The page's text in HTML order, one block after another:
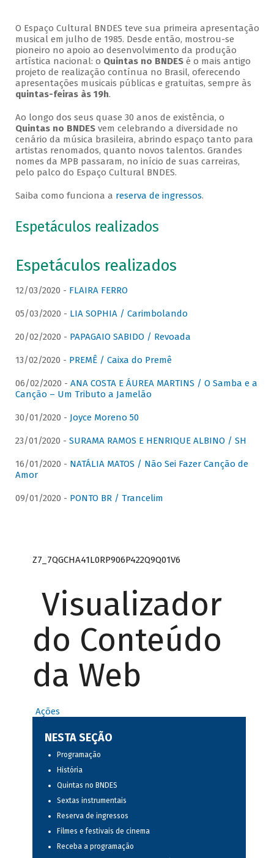
O Espaço Cultural BNDES teve sua primeira apresentação
musical em julho de 1985. Desde então, mostrou-se
pioneiro no apoio ao desenvolvimento da produção
artística nacional: o Quintas no BNDESé o mais antigo
projeto de realização contínua no Brasil, oferecendo
apresentações musicais públicas e gratuitas, sempre às
quintas-feiras às 19h.
Ao longo dos seus quase 30 anos de existência, o
Quintas no BNDESvem celebrando a diversidade no
cenário da música brasileira, abrindo espaço tanto para
artistas renomados, quanto novos talentos. Grandes
nomes da MPB passaram, no início de suas carreiras,
pelo palco do Espaço Cultural BNDES.
Saiba como funciona a reserva de ingressos.
Espetáculos realizados
Espetáculos realizados
12/03/2020 - FLAIRA FERRO
05/03/2020 - LIA SOPHIA / Carimbolando
20/02/2020 - PAPAGAIO SABIDO / Revoada
13/02/2020 - PREMÊ / Caixa do Premê
06/02/2020 - ANA COSTA E ÁUREA MARTINS / O Samba e a
Canção – Um Tributo a Jamelão
30/01/2020 - Joyce Moreno 50
23/01/2020 - SURAMA RAMOS E HENRIQUE ALBINO / SH
16/01/2020 - NATÁLIA MATOS / Não Sei Fazer Canção de
Amor
09/01/2020 - PONTO BR / Trancelim
Z7_7QGCHA41L0RP906P422Q9Q01V6
Visualizador
do Conteúdo
da Web
Ações
NESTA SEÇÃO
Programação
História
Quintas no BNDES
Sextas instrumentais
Reserva de ingressos
Filmes e festivais de cinema
Receba a programação